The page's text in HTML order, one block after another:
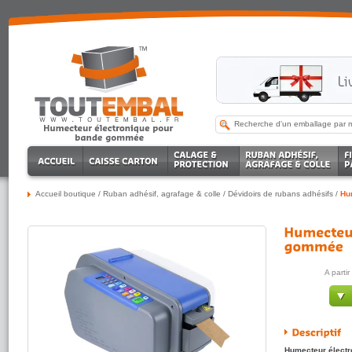
Accueil boutique / Ruban adhésif, agrafage & colle / Dévidoirs de rubans adhésifs /
A
Humecteur